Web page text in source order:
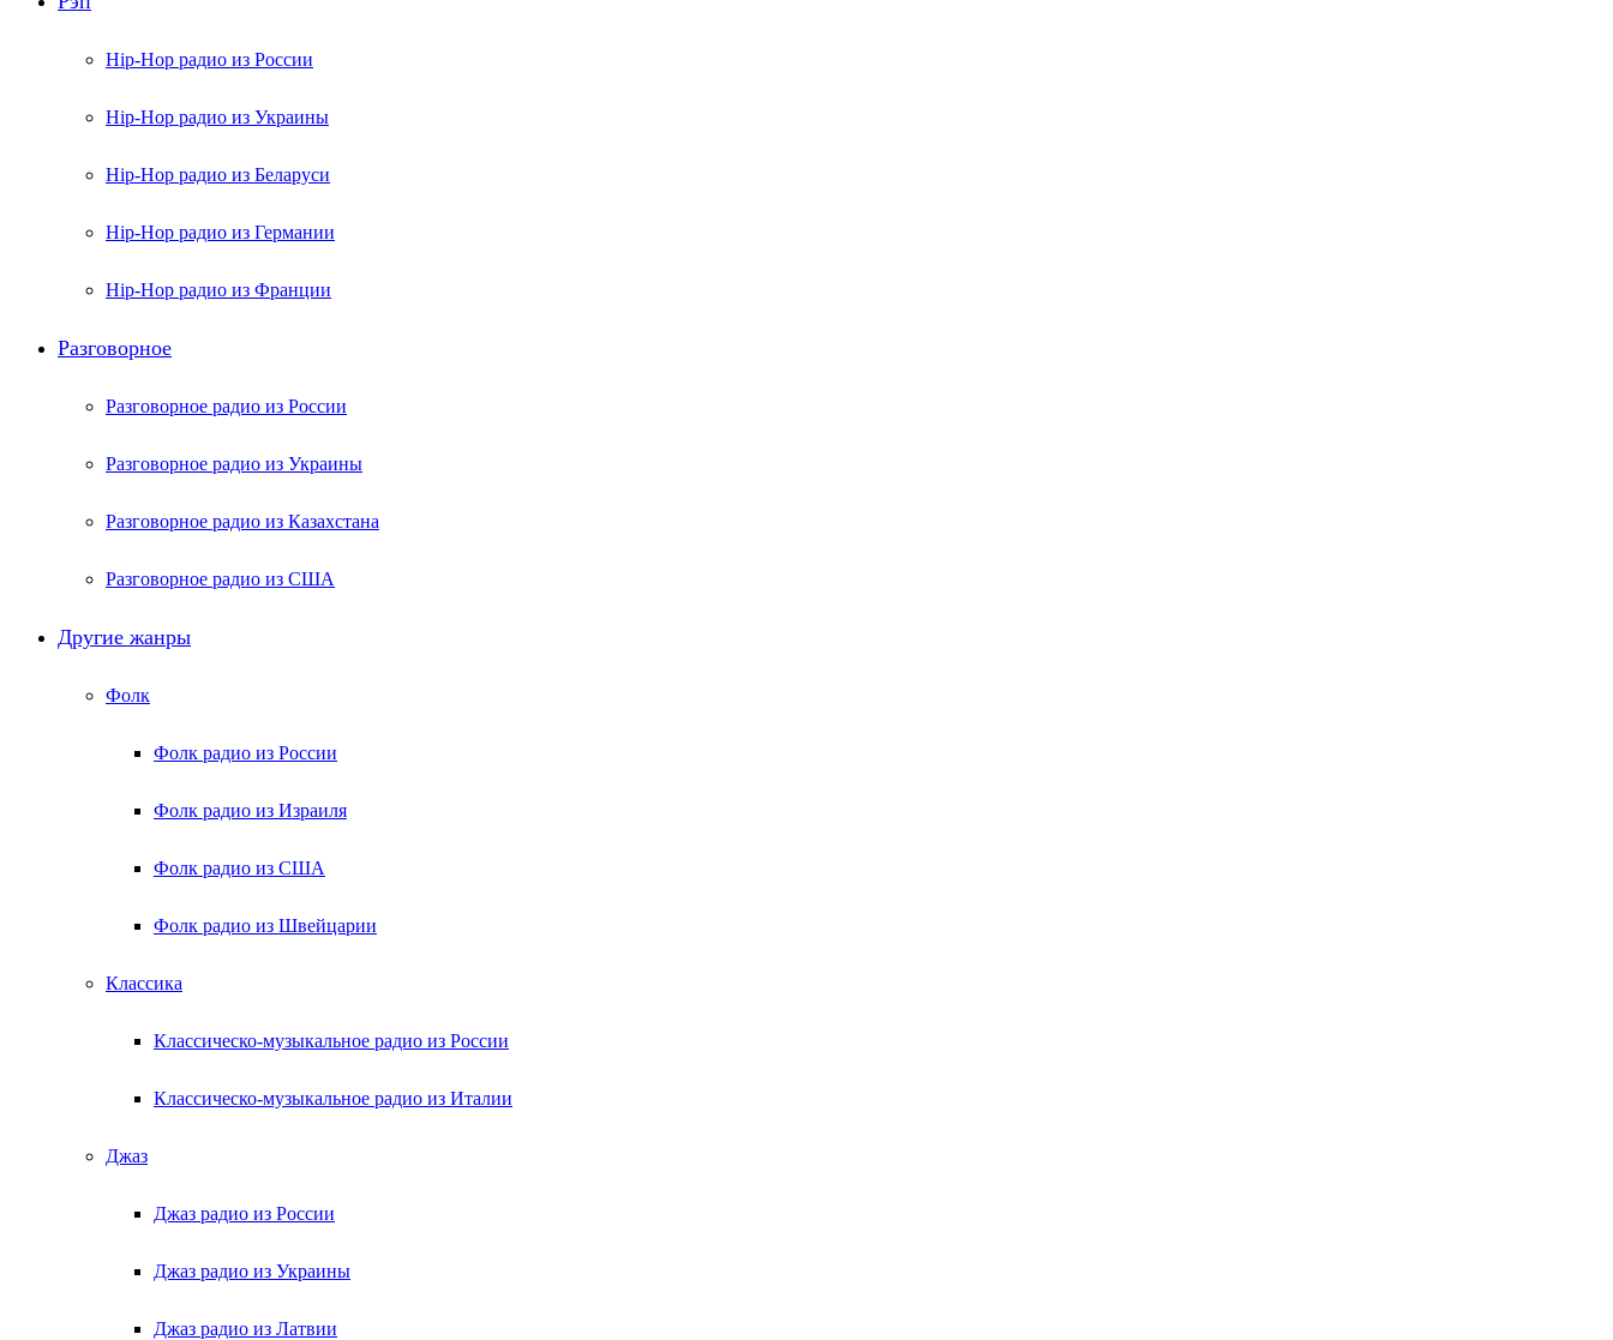
Hip-Hop радио из России
Hip-Hop радио из Украины
Hip-Hop радио из Беларуси
Hip-Hop радио из Германии
Hip-Hop радио из Франции
Разговорное
Разговорное радио из России
Разговорное радио из Украины
Разговорное радио из Казахстана
Разговорное радио из США
Другие жанры
Фолк
Фолк радио из России
Фолк радио из Израиля
Фолк радио из США
Фолк радио из Швейцарии
Классика
Классическо-музыкальное радио из России
Классическо-музыкальное радио из Италии
Джаз
Джаз радио из России
Джаз радио из Украины
Джаз радио из Латвии